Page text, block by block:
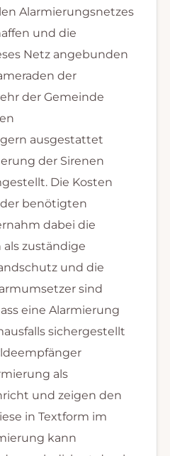
Alarmierungsnetzes
und die
Netz angebunden
der
der Gemeinde
ausgestattet
der Sirenen
Die Kosten
benötigten
dabei die
zuständige
und die
sind
eine Alarmierung
sichergestellt
als
und zeigen den
in Textform im
kann